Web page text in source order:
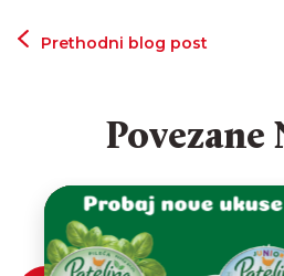
Prethodni blog post
Povezane